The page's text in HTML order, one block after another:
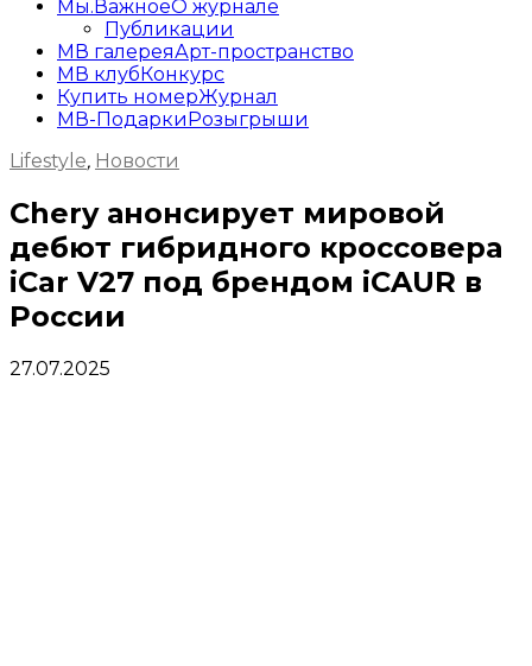
Мы.ВажноеО журнале
Публикации
МВ галереяАрт-пространство
МВ клубКонкурс
Купить номерЖурнал
МВ-ПодаркиРозыгрыши
Lifestyle, Новости
Chery анонсирует мировой
дебют гибридного кроссовера
iCar V27 под брендом iCAUR в
России
27.07.2025